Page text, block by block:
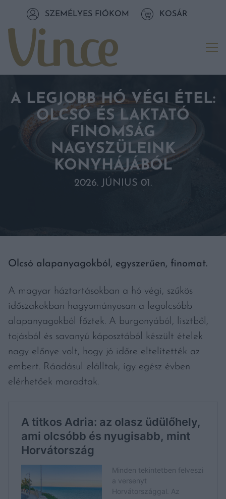
Tovább a tartalomhozSZEMÉLYES FIÓKOM KOSÁR
A LEGJOBB HÓ VÉGI ÉTEL:
OLCSÓ ÉS LAKTATÓ
FINOMSÁG
NAGYSZÜLEINK
KONYHÁJÁBÓL
2026. JÚNIUS 01.
Olcsó alapanyagokból, egyszerűen, finomat.
A magyar háztartásokban a hó végi, szűkös
időszakokban hagyományosan a legolcsóbb
alapanyagokból főztek. A burgonyából, lisztből,
tojásból és savanyú káposztából készült ételek
nagy előnye volt, hogy jó időre eltelítették az
embert. Ráadásul elálltak, így egész évben
elérhetőek maradtak.